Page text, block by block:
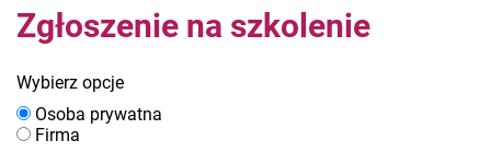
Zgłoszenie na szkolenie
Wybierz opcje
Osoba prywatna
Firma